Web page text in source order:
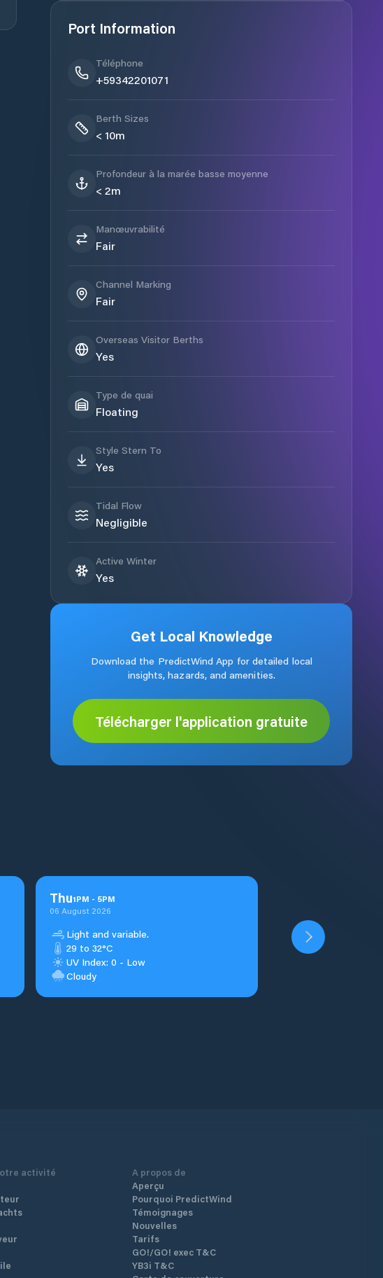
Port Information
Téléphone
+59342201071
Berth Sizes
< 10m
Profondeur à la marée basse moyenne
< 2m
Manœuvrabilité
Fair
Channel Marking
Fair
Overseas Visitor Berths
Yes
Type de quai
Floating
Style Stern To
Yes
Tidal Flow
Negligible
Active Winter
Yes
Get Local Knowledge
Download the PredictWind App for detailed local
insights, hazards, and amenities.
Télécharger l'application gratuite
Thu1PM - 5PM
06 August 2026
Light and variable.
29 to 32°C
UV Index: 0 - Low
Cloudy
activité
A propos de
Aperçu
Pourquoi PredictWind
Témoignages
Nouvelles
Tarifs
GO!/GO! exec T&C
YB3i T&C